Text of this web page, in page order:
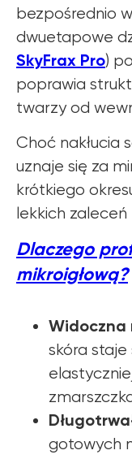
bezpośrednio
dwuetapowe
SkyFrax Pro)
poprawia
twarzy od
Choć nakłucia
uznaje się za
krótkiego
lekkich
Dlaczego
mikroigłową?
Widoczna
skóra staje
gotowych